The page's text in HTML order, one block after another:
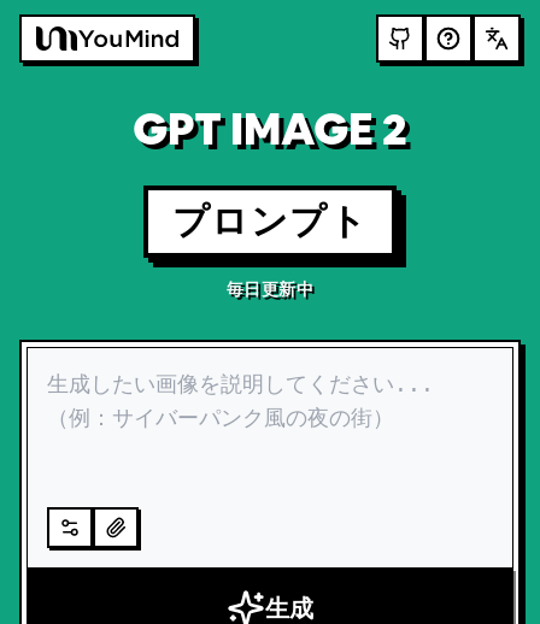
GPT IMAGE 2
プロンプト
毎日更新中
生成